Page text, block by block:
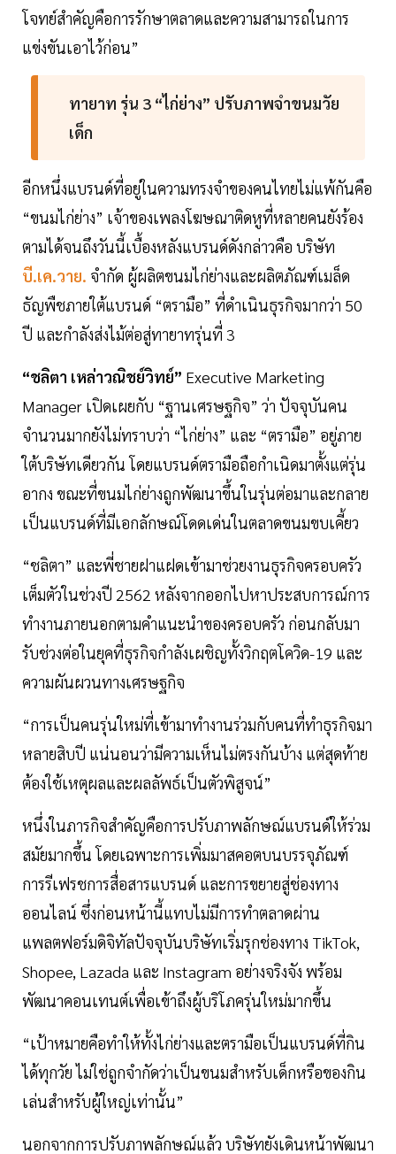
โจทย์สำคัญคือการรักษาตลาดและความสามารถในการ
แข่งขันเอาไว้ก่อน”
ทายาท รุ่น 3 “ไก่ย่าง” ปรับภาพจำขนมวัย
เด็ก
อีกหนึ่งแบรนด์ที่อยู่ในความทรงจำของคนไทยไม่แพ้กันคือ
“ขนมไก่ย่าง” เจ้าของเพลงโฆษณาติดหูที่หลายคนยังร้อง
ตามได้จนถึงวันนี้เบื้องหลังแบรนด์ดังกล่าวคือ บริษัท
บี.เค.วาย. จำกัด ผู้ผลิตขนมไก่ย่างและผลิตภัณฑ์เมล็ด
ธัญพืชภายใต้แบรนด์ “ตรามือ” ที่ดำเนินธุรกิจมากว่า 50
ปี และกำลังส่งไม้ต่อสู่ทายาทรุ่นที่ 3
“ชลิตา เหล่าวณิชย์วิทย์” Executive Marketing
Manager เปิดเผยกับ “ฐานเศรษฐกิจ” ว่า ปัจจุบันคน
จำนวนมากยังไม่ทราบว่า “ไก่ย่าง” และ “ตรามือ” อยู่ภาย
ใต้บริษัทเดียวกัน โดยแบรนด์ตรามือถือกำเนิดมาตั้งแต่รุ่น
อากง ขณะที่ขนมไก่ย่างถูกพัฒนาขึ้นในรุ่นต่อมาและกลาย
เป็นแบรนด์ที่มีเอกลักษณ์โดดเด่นในตลาดขนมขบเคี้ยว
“ชลิตา” และพี่ชายฝาแฝดเข้ามาช่วยงานธุรกิจครอบครัว
เต็มตัวในช่วงปี 2562 หลังจากออกไปหาประสบการณ์การ
ทำงานภายนอกตามคำแนะนำของครอบครัว ก่อนกลับมา
รับช่วงต่อในยุคที่ธุรกิจกำลังเผชิญทั้งวิกฤตโควิด-19 และ
ความผันผวนทางเศรษฐกิจ
“การเป็นคนรุ่นใหม่ที่เข้ามาทำงานร่วมกับคนที่ทำธุรกิจมา
หลายสิบปี แน่นอนว่ามีความเห็นไม่ตรงกันบ้าง แต่สุดท้าย
ต้องใช้เหตุผลและผลลัพธ์เป็นตัวพิสูจน์”
หนึ่งในภารกิจสำคัญคือการปรับภาพลักษณ์แบรนด์ให้ร่วม
สมัยมากขึ้น โดยเฉพาะการเพิ่มมาสคอตบนบรรจุภัณฑ์
การรีเฟรชการสื่อสารแบรนด์ และการขยายสู่ช่องทาง
ออนไลน์ ซึ่งก่อนหน้านี้แทบไม่มีการทำตลาดผ่าน
แพลตฟอร์มดิจิทัลปัจจุบันบริษัทเริ่มรุกช่องทาง TikTok,
Shopee, Lazada และ Instagram อย่างจริงจัง พร้อม
พัฒนาคอนเทนต์เพื่อเข้าถึงผู้บริโภครุ่นใหม่มากขึ้น
“เป้าหมายคือทำให้ทั้งไก่ย่างและตรามือเป็นแบรนด์ที่กิน
ได้ทุกวัย ไม่ใช่ถูกจำกัดว่าเป็นขนมสำหรับเด็กหรือของกิน
เล่นสำหรับผู้ใหญ่เท่านั้น”
นอกจากการปรับภาพลักษณ์แล้ว บริษัทยังเดินหน้าพัฒนา